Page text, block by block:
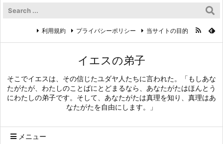
イエスの弟子
そこでイエスは、その信じたユダヤ人たちに言われた。「もしあな
たがたが、わたしのことばにとどまるなら、あなたがたはほんとう
にわたしの弟子です。そして、あなたがたは真理を知り、真理はあ
なたがたを自由にします。」
メニュー
利用規約 プライバシーポリシー 当サイトの目的